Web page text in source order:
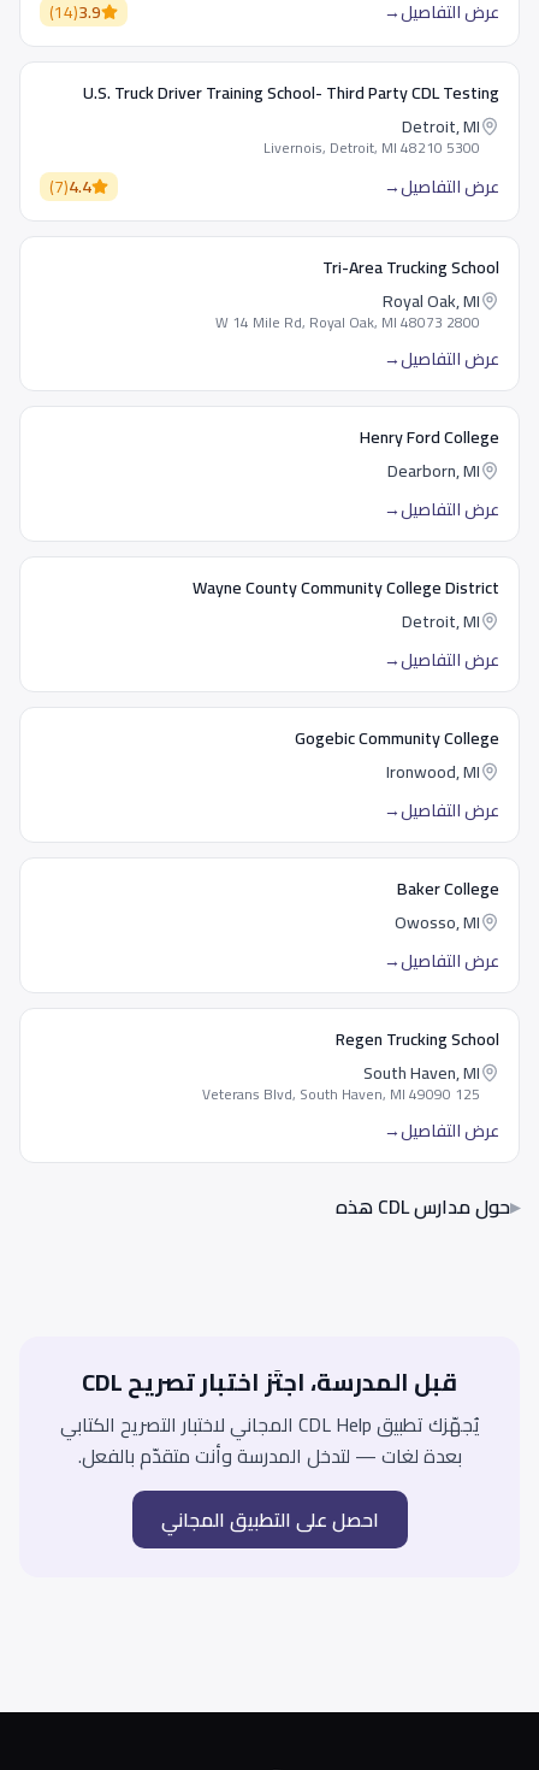
عرض التفاصيل→
3.9
(
14
)
U.S. Truck Driver Training School- Third Party CDL Testing
Detroit, MI
5300 Livernois, Detroit, MI 48210
عرض التفاصيل→
4.4
(
7
)
Tri-Area Trucking School
Royal Oak, MI
2800 W 14 Mile Rd, Royal Oak, MI 48073
عرض التفاصيل→
Henry Ford College
Dearborn, MI
عرض التفاصيل→
Wayne County Community College District
Detroit, MI
عرض التفاصيل→
Gogebic Community College
Ironwood, MI
عرض التفاصيل→
Baker College
Owosso, MI
عرض التفاصيل→
Regen Trucking School
South Haven, MI
125 Veterans Blvd, South Haven, MI 49090
عرض التفاصيل→
▸حول مدارس CDL هذه
قبل المدرسة، اجتَز اختبار تصريح CDL
يُجهّزك تطبيق CDL Help المجاني لاختبار التصريح الكتابي
بعدة لغات — لتدخل المدرسة وأنت متقدّم بالفعل.
احصل على التطبيق المجاني